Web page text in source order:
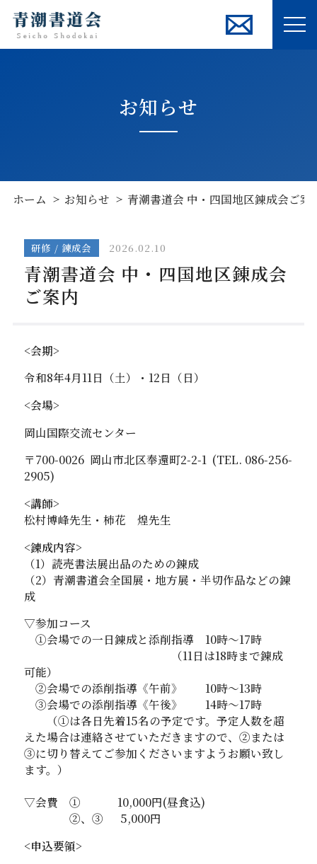
お知らせ
ホーム お知らせ 青潮書道会 中・四国地区錬成会ご案
研修 / 錬成会 2026.02.10
青潮書道会 中・四国地区錬成会
ご案内
<会期>
令和8年4月11日（土）・12日（日）
<会場>
岡山国際交流センター
〒700-0026 岡山市北区奉還町2-2-1(TEL. 086-256-
2905)
<講師>
松村博峰先生・柿花 煌先生
<錬成内容>
（1）読売書法展出品のための錬成
（2）青潮書道会全国展・地方展・半切作品などの錬
成
▽参加コース
①会場での一日錬成と添削指導 10時～17時
（11日は18時まで錬成
可能）
②会場での添削指導《午前》 10時～13時
③会場での添削指導《午後》 14時～17時
（①は各日先着15名の予定です。予定人数を超
えた場合は連絡させていただきますので、②または
③に切り替えてご参加くださいますようお願い致し
ます。）
▽会費 ① 10,000円(昼食込)
②、③ 5,000円
<申込要領>